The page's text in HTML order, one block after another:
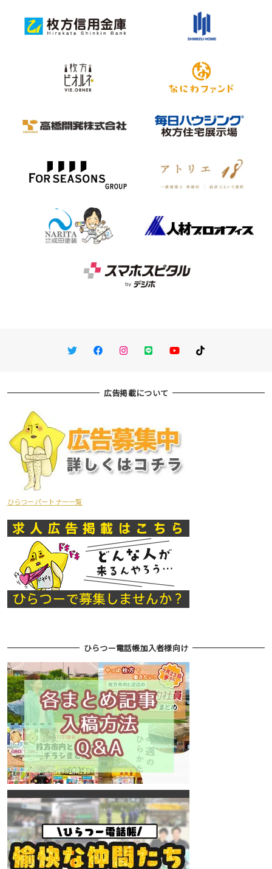
TwitterFacebookInstagram
LINE You TubeTikTok
広告掲載について
ひらつーパートナー一覧
ひらつー電話帳加入者様向け